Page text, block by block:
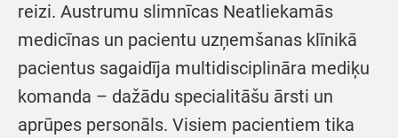
reizi. Austrumu slimnīcas Neatliekamās
medicīnas un pacientu uzņemšanas klīnikā
pacientus sagaidīja multidisciplināra mediķu
komanda – dažādu specialitāšu ārsti un
aprūpes personāls. Visiem pacientiem tika